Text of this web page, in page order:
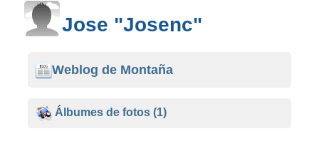
Jose "Josenc"
Weblog de Montaña
Álbumes de fotos (1)